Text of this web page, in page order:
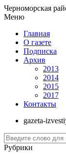
Черноморская
Меню
Главная
О газете
Подписка
Архив
2013
2014
2015
2017
Контакты
gazeta-
Рубрики